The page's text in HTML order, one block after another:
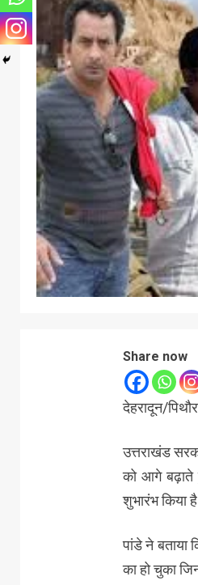
Share now
देहरादून/
उत्तराखंड
को आगे बढ़ाते
शुभारंभ किया
पांडे ने बताया
का हो चुका